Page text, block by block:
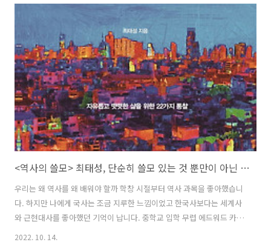
위한 책인가?'라는 생각을 한 것입니다. 저자는 아마도 나 같은 유형의 사
람들을 직접 만나 코치를 하고 변화를 지켜봐 온 수많은 경험이 있는 듯
했습니다. 책 내용에 본격적으로 들어가기에 앞서 저자를 소개하는 페이
지가 있는데, 자기 계발 코치로서는 독특하게 철학자 마르틴 하이데거와
한스 게오르크 가다머, 에드문트 후설의 영향을 받아 자신의 세계관을 구
축했다..
<역사의 쓸모> 최태성, 단순히 쓸모 있는 것 뿐만이 아닌 역사
우리는 왜 역사를 왜 배워야 할까 학창 시절부터 역사 과목을 좋아했습니
다. 하지만 나에게 국사는 조금 지루한 느낌이었고 한국사보다는 세계사
와 근현대사를 좋아했던 기억이 납니다. 중학교 입학 무렵 에드워드 카의
‘역사란 무엇인가’를 읽다가 말았지만 그 책에 적혀있던 ‘역사는 과거와
2022. 10. 14.